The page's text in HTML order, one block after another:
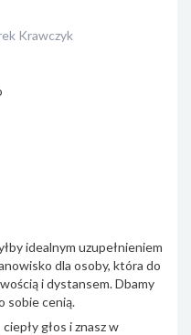
Krawczyk
idealnym uzupełnieniem
dla osoby, która do
i dystansem. Dbamy
sobie cenią.
głos i znasz w